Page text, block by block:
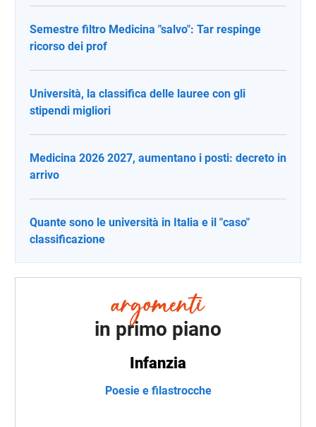
Semestre filtro Medicina "salvo": Tar respinge
ricorso dei prof
Università, la classifica delle lauree con gli
stipendi migliori
Medicina 2026 2027, aumentano i posti: decreto in
arrivo
Quante sono le università in Italia e il "caso"
classificazione
in primo piano
Infanzia
Poesie e filastrocche